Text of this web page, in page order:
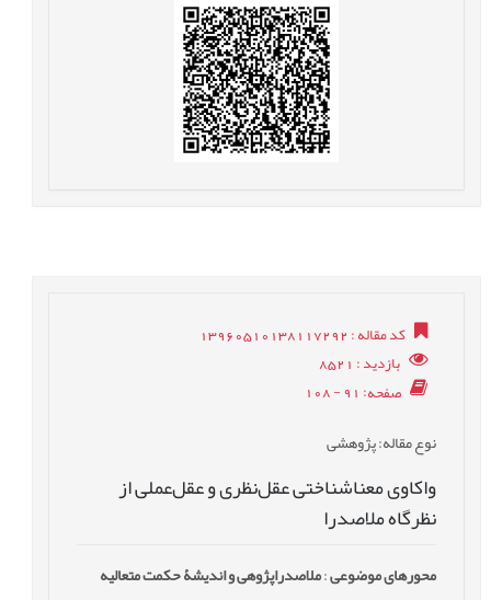
کد مقاله: 13960510138117292
بازدید: 8521
صفحه: 91 - 108
نوع مقاله: پژوهشی
واکاوی معناشناختی عقل‌نظری و عقل‌عملی از
نظرگاه ملاصدرا
محورهای موضوعی:ملاصدراپژوهی و اندیشۀ حکمت متعالیه